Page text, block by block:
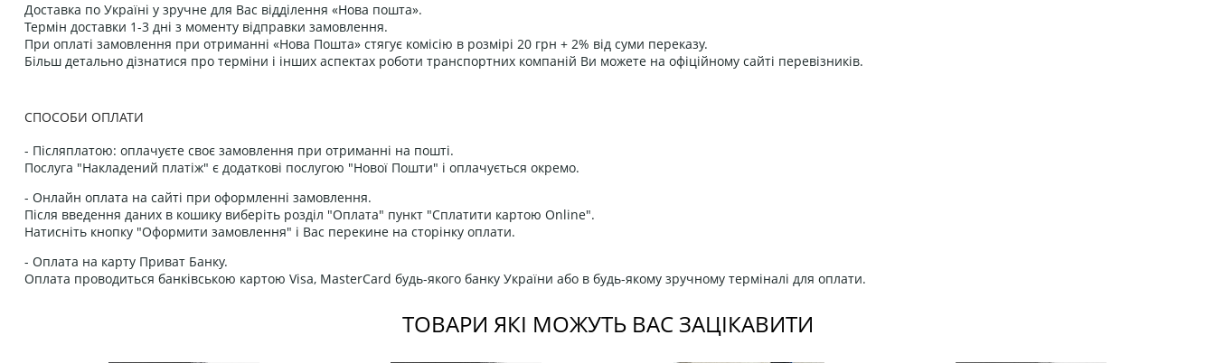
Доставка по Україні у зручне для Вас відділення «Нова пошта».
Термін доставки 1-3 дні з моменту відправки замовлення.
При оплаті замовлення при отриманні «Нова Пошта» стягує комісію в розмірі 20 грн + 2% від суми переказу.
Більш детально дізнатися про терміни і інших аспектах роботи транспортних компаній Ви можете на офіційному сайті перевізників.
СПОСОБИ ОПЛАТИ
- Післяплатою: оплачуєте своє замовлення при отриманні на пошті.
Послуга "Накладений платіж" є додаткові послугою "Нової Пошти" і оплачується окремо.
- Онлайн оплата на сайті при оформленні замовлення.
Після введення даних в кошику виберіть розділ "Оплата" пункт "Сплатити картою Online".
Натисніть кнопку "Оформити замовлення" і Вас перекине на сторінку оплати.
- Оплата на карту Приват Банку.
Оплата проводиться банківською картою Visa, MasterCard будь-якого банку України або в будь-якому зручному терміналі для оплати.
ТОВАРИ ЯКІ МОЖУТЬ ВАС ЗАЦІКАВИТИ